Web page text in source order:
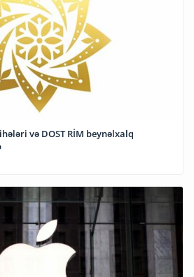
və DOST RİM beynəlxalq